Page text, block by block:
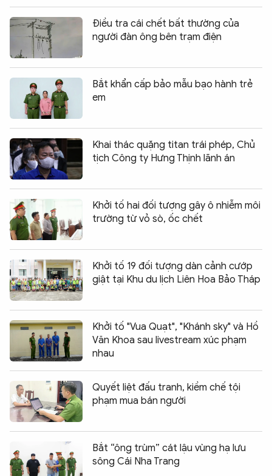
Điều tra cái chết bất thường của
người đàn ông bên trạm điện
Bắt khẩn cấp bảo mẫu bạo hành trẻ
em
Khai thác quặng titan trái phép, Chủ
tịch Công ty Hưng Thịnh lãnh án
Khởi tố hai đối tượng gây ô nhiễm môi
trường từ vỏ sò, ốc chết
Khởi tố 19 đối tượng dàn cảnh cướp
giật tại Khu du lịch Liên Hoa Bảo Tháp
Khởi tố "Vua Quạt", "Khánh sky" và Hồ
Văn Khoa sau livestream xúc phạm
nhau
Quyết liệt đấu tranh, kiềm chế tội
phạm mua bán người
Bắt “ông trùm” cát lậu vùng hạ lưu
sông Cái Nha Trang